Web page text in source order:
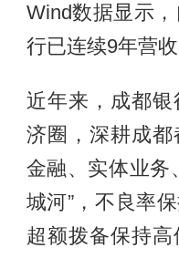
Wind数据显示
行已连续9年营
近年来，成都
济圈，深耕成
金融、实体业务
城河”，不良率
超额拨备保持